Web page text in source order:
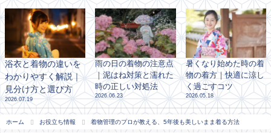
浴衣と着物の違いを
わかりやすく解説｜
見分け方と選び方
2026.07.19
雨の日の着物の注意点
｜泥はね対策と濡れた
時の正しい対処法
2026.06.23
暑くなり始めた時の着
物の着方｜快適に涼し
く過ごすコツ
2026.05.18
ホーム お役立ち情報 着物管理のプロが教える、5年後も美しいまま着る方法